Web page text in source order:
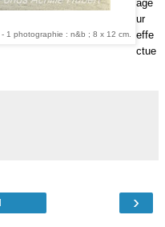
1 photographie : n&b ; 8 x 12 cm.
age
ur
effe
ctue
›